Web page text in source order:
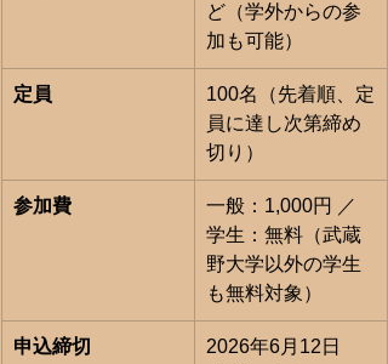
ど（学外からの参
加も可能）
定員
100名（先着順、定
員に達し次第締め
切り）
参加費
一般：1,000円 ／
学生：無料（武蔵
野大学以外の学生
も無料対象）
申込締切
2026年6月12日